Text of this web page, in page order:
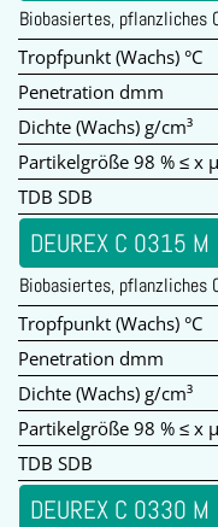
Biobasiertes, pflanzliches
Tropfpunkt (Wachs) °C
Penetration dmm
Dichte (Wachs) g/cm³
Partikelgröße 98 % ≤ x
TDB SDB
DEUREX C 0315 M
Biobasiertes, pflanzliches
Tropfpunkt (Wachs) °C
Penetration dmm
Dichte (Wachs) g/cm³
Partikelgröße 98 % ≤ x
TDB SDB
DEUREX C 0330 M